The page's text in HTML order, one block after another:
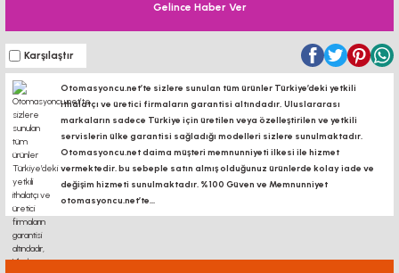
Gelince Haber Ver
Karşılaştır
Otomasyoncu.net’te sizlere sunulan tüm ürünler Türkiye’deki yetkili
ithalatçı ve üretici firmaların garantisi altındadır, Uluslararası
markaların sadece Türkiye için üretilen veya özelleştirilen ve yetkili
servislerin ülke garantisi sağladığı modelleri sizlere sunulmaktadır.
Otomasyoncu.net daima müşteri memnunniyeti ilkesi ile hizmet
vermektedir. bu sebeple satın almış olduğunuz ürünlerde kolay iade ve
değişim hizmeti sunulmaktadır. %100 Güven ve Memnunniyet
otomasyoncu.net’te...